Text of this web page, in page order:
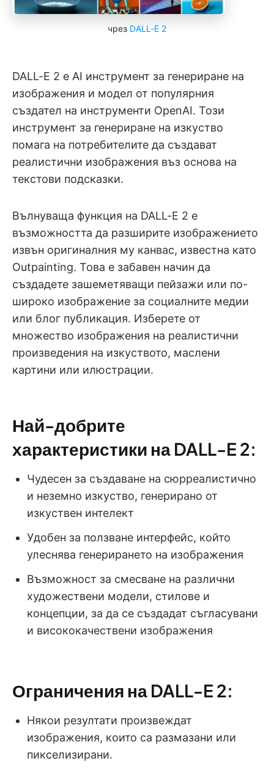
чрез DALL-E 2
DALL-E 2 е AI инструмент за генериране на
изображения и модел от популярния
създател на инструменти OpenAI. Този
инструмент за генериране на изкуство
помага на потребителите да създават
реалистични изображения въз основа на
текстови подсказки.
Вълнуваща функция на DALL-E 2 е
възможността да разширите изображението
извън оригиналния му канвас, известна като
Outpainting. Това е забавен начин да
създадете зашеметяващи пейзажи или по-
широко изображение за социалните медии
или блог публикация. Изберете от
множество изображения на реалистични
произведения на изкуството, маслени
картини или илюстрации.
Най-добрите
характеристики на DALL-E 2:
Чудесен за създаване на сюрреалистично
и неземно изкуство, генерирано от
изкуствен интелект
Удобен за ползване интерфейс, който
улеснява генерирането на изображения
Възможност за смесване на различни
художествени модели, стилове и
концепции, за да се създадат съгласувани
и висококачествени изображения
Ограничения на DALL-E 2:
Някои резултати произвеждат
изображения, които са размазани или
пикселизирани.